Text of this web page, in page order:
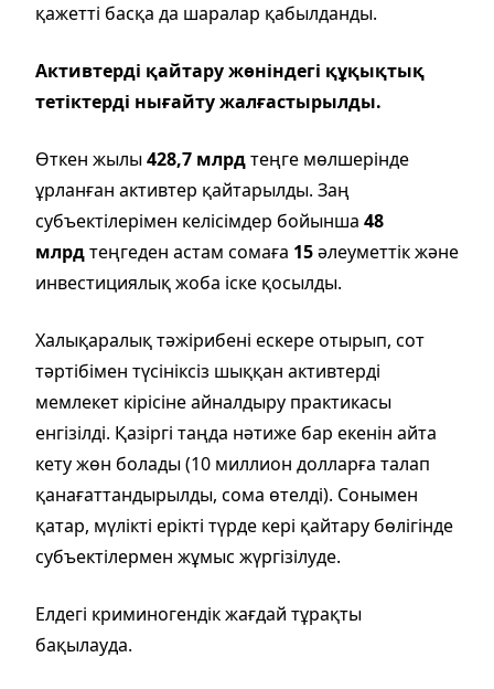
қажетті басқа да шаралар қабылданды.
Активтерді қайтару жөніндегі құқықтық
тетіктерді нығайту жалғастырылды.
Өткен жылы428,7 млрдтеңге мөлшерінде
ұрланған активтер қайтарылды. Заң
субъектілерімен келісімдер бойынша 48
млрдтеңгеден астам сомаға 15әлеуметтік және
инвестициялық жоба іске қосылды.
Халықаралық тәжірибені ескере отырып, сот
тәртібімен түсініксіз шыққан активтерді
мемлекет кірісіне айналдыру практикасы
енгізілді. Қазіргі таңда нәтиже бар екенін айта
кету жөн болады (10 миллион долларға талап
қанағаттандырылды, сома өтелді). Сонымен
қатар, мүлікті ерікті түрде кері қайтару бөлігінде
субъектілермен жұмыс жүргізілуде.
Елдегі криминогендік жағдай тұрақты
бақылауда.